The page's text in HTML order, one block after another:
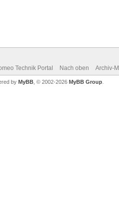
Technik Portal Nach oben Archiv-
by MyBB , © 2002-2026 MyBB Group